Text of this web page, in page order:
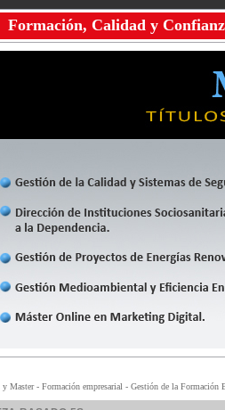
Formación, Calidad y
Master - Formación empresarial - Gestión de la